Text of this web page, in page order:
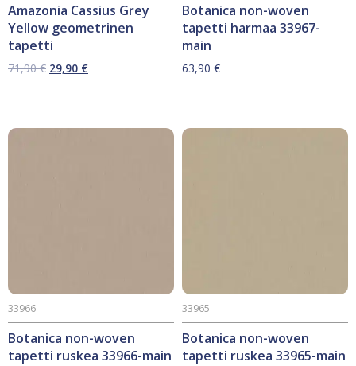
Amazonia Cassius Grey
Yellow geometrinen
tapetti
71,90€ Alkuperäinen
29,90 €Nykyinen
Botanica non-woven
tapetti harmaa 33967-
main
63,90 €
Botanica non-woven
tapetti ruskea 33966-main
33966
Botanica non-woven
tapetti ruskea 33965-main
33965